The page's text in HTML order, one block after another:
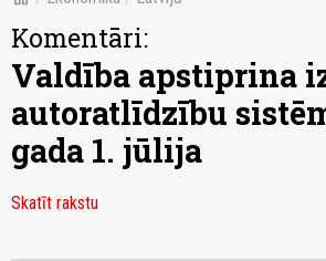
Komentāri:
Valdība apstiprina
autoratlīdzību
gada 1. jūlija
Skatīt rakstu